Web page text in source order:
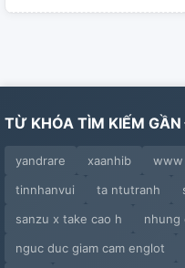
TỪ KHÓA TÌM KIẾM
yandrare xaanhib
www
tinnhanvui
ta ntutranh
sanzu x take cao h
nhung
nguc duc giam cam englot